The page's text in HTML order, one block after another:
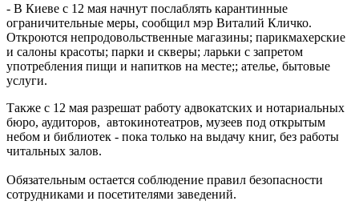
- В Киеве с 12 мая начнут послаблять карантинные
ограничительные меры, сообщил мэр Виталий Кличко.
Откроются непродовольственные магазины; парикмахерские
и салоны красоты; парки и скверы; ларьки с запретом
употребления пищи и напитков на месте;; ателье, бытовые
услуги.
Также с 12 мая разрешат работу адвокатских и нотариальных
бюро, аудиторов, автокинотеатров, музеев под открытым
небом и библиотек - пока только на выдачу книг, без работы
читальных залов.
Обязательным остается соблюдение правил безопасности
сотрудниками и посетителями заведений.